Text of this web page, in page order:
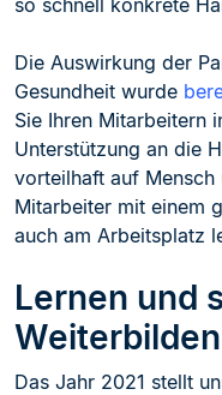
so schnell konkrete
Die Auswirkung der
Gesundheit wurde
Sie Ihren Mitarbeitern
Unterstützung an die
vorteilhaft auf Mensch
Mitarbeiter mit einem
auch am Arbeitsplatz
Lernen und
Weiterbilden
Das Jahr 2021 stellt